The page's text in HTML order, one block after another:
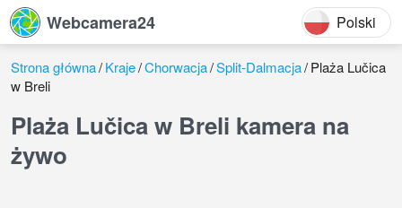
Webcamera24 Polski
Strona główna Kraje Chorwacja Split-Dalmacja Plaża Lučica
w Breli
Plaża Lučica w Breli kamera na
żywo